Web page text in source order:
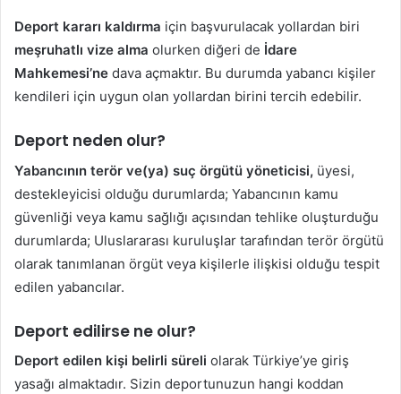
Deport kararı kaldırma için başvurulacak yollardan biri
meşruhatlı vize alma olurken diğeri de İdare
Mahkemesi’ne dava açmaktır. Bu durumda yabancı kişiler
kendileri için uygun olan yollardan birini tercih edebilir.
Deport neden olur?
Yabancının terör ve(ya) suç örgütü yöneticisi, üyesi,
destekleyicisi olduğu durumlarda; Yabancının kamu
güvenliği veya kamu sağlığı açısından tehlike oluşturduğu
durumlarda; Uluslararası kuruluşlar tarafından terör örgütü
olarak tanımlanan örgüt veya kişilerle ilişkisi olduğu tespit
edilen yabancılar.
Deport edilirse ne olur?
Deport edilen kişi belirli süreli olarak Türkiye’ye giriş
yasağı almaktadır. Sizin deportunuzun hangi koddan